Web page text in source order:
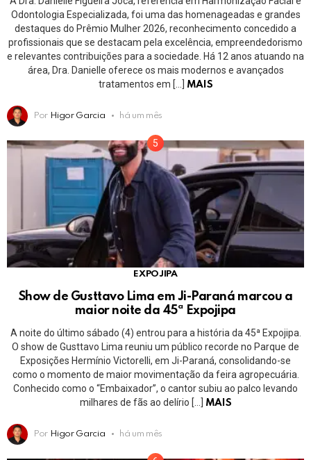
Odontologia Especializada, foi uma das homenageadas e grandes
destaques do Prêmio Mulher 2026, reconhecimento concedido a
profissionais que se destacam pela excelência, empreendedorismo
e relevantes contribuições para a sociedade. Há 12 anos atuando na
área, Dra. Danielle oferece os mais modernos e avançados
tratamentos em […] MAIS
Por Higor Garcia há um mês
EXPOJIPA
Show de Gusttavo Lima em Ji-Paraná marcou a
maior noite da 45ª Expojipa
A noite do último sábado (4) entrou para a história da 45ª Expojipa.
O show de Gusttavo Lima reuniu um público recorde no Parque de
Exposições Hermínio Victorelli, em Ji-Paraná, consolidando-se
como o momento de maior movimentação da feira agropecuária.
Conhecido como o “Embaixador”, o cantor subiu ao palco levando
milhares de fãs ao delírio […]
MAIS
Por Higor Garcia há um mês